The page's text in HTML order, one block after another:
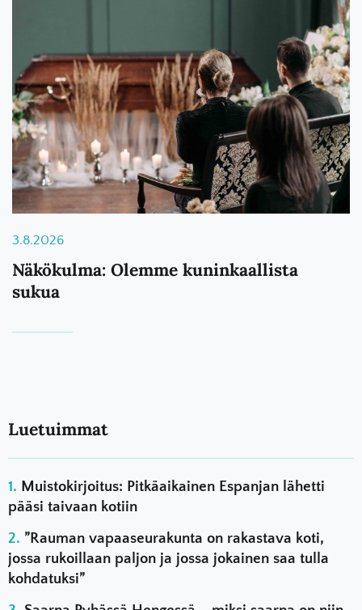
3.8.2026
Näkökulma: Olemme kuninkaallista
sukua
Luetuimmat
Muistokirjoitus: Pitkäaikainen Espanjan lähetti
pääsi taivaan kotiin
”Rauman vapaaseurakunta on rakastava koti,
jossa rukoillaan paljon ja jossa jokainen saa tulla
kohdatuksi”